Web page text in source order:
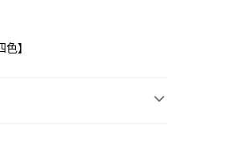
】